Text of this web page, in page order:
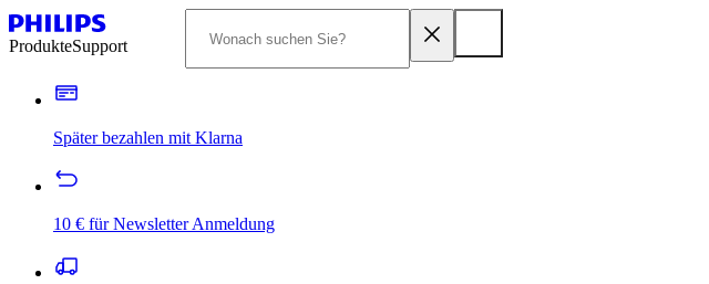
ProdukteSupport
Später bezahlen mit Klarna
10 € für Newsletter Anmeldung